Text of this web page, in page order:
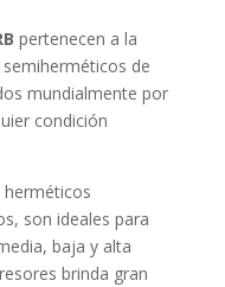
pertenecen a la
de
mundialmente por
condición
son ideales para
baja y alta
brinda gran